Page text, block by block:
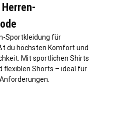
Sportkleidung für
du höchsten Komfort und
Mit sportlichen Shirts
flexiblen Shorts – ideal für